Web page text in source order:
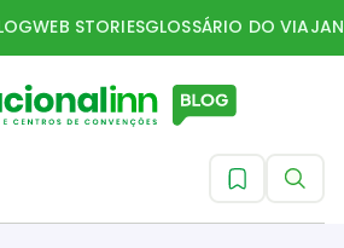
WEB STORIESGLOSSÁRIO DO